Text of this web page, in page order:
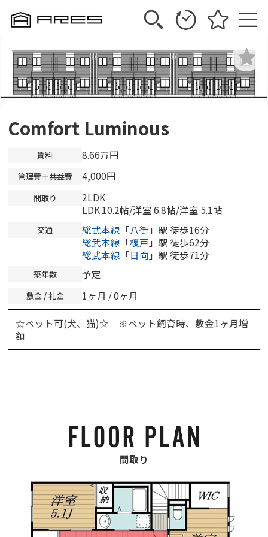
Comfort Luminous
賃料 8.66万円
管理費＋共益費 4,000円
間取り
2LDK
LDK 10.2帖/洋室 6.8帖/洋室 5.1帖
交通 総武本線 「八街 」駅 徒歩16分
総武本線 「榎戸 」駅 徒歩62分
総武本線 「日向 」駅 徒歩71分
築年数 予定
敷金 / 礼金 1ヶ月 / 0ヶ月
☆ペット可(犬、猫)☆ ※ペット飼育時、敷金1ヶ月増
額
間取り